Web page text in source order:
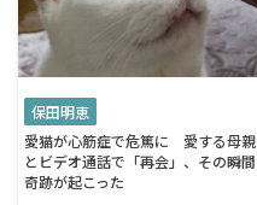
保田明恵
愛猫が心筋症で危篤に 愛する母親
とビデオ通話で「再会」、その瞬間
奇跡が起こった